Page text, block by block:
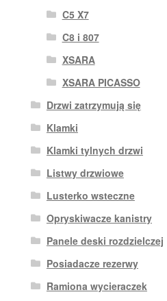
C5 X7
C8 i 807
XSARA
XSARA PICASSO
Drzwi zatrzymują się
Klamki
Klamki tylnych drzwi
Listwy drzwiowe
Lusterko wsteczne
Opryskiwacze kanistry
Panele deski rozdzielczej
Posiadacze rezerwy
Ramiona wycieraczek